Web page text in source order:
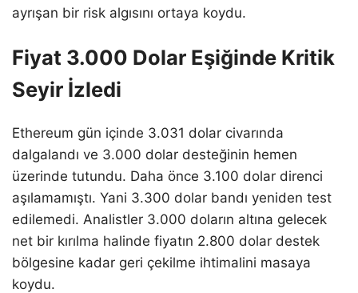
ayrışan bir risk algısını ortaya koydu.
Fiyat 3.000 Dolar Eşiğinde Kritik
Seyir İzledi
Ethereum gün içinde 3.031 dolar civarında
dalgalandı ve 3.000 dolar desteğinin hemen
üzerinde tutundu. Daha önce 3.100 dolar direnci
aşılamamıştı. Yani 3.300 dolar bandı yeniden test
edilemedi. Analistler 3.000 doların altına gelecek
net bir kırılma halinde fiyatın 2.800 dolar destek
bölgesine kadar geri çekilme ihtimalini masaya
koydu.